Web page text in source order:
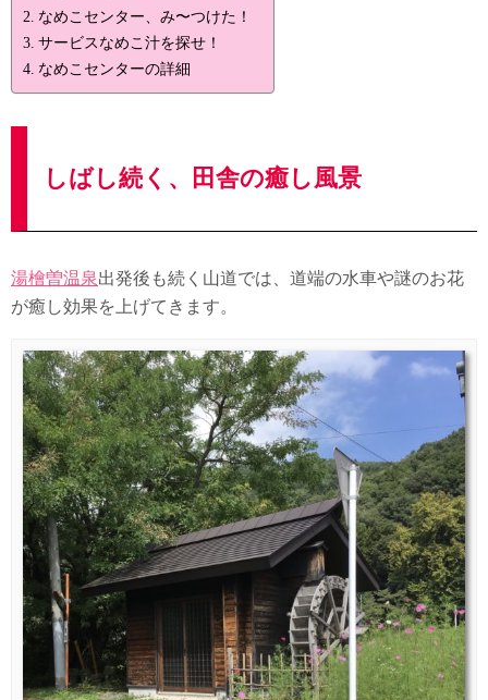
なめこセンター、み〜つけた！
サービスなめこ汁を探せ！
なめこセンターの詳細
しばし続く、田舎の癒し風景
湯檜曽温泉出発後も続く山道では、道端の水車や謎のお花
が癒し効果を上げてきます。